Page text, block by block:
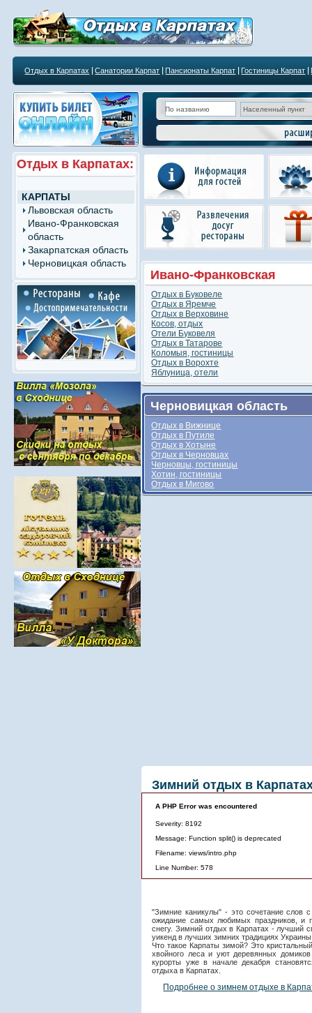
Отдых в Карпатах Санатории Карпат Пансионаты Карпат Гостиницы Карпат
Отдых в Карпатах:
КАРПАТЫ
Львовская область
Ивано-Франковская
область
Закарпатская область
Черновицкая область
Ивано-Франковская
область
Отдых в Буковеле
Отдых в Яремче
Отдых в Верховине
Косов, отдых
Отели Буковеля
Отдых в Татарове
Коломыя, гостиницы
Отдых в Ворохте
Яблуница, отели
Черновицкая область
Отдых в Вижнице
Отдых в Путиле
Отдых в Хотыне
Отдых в Черновцах
Черновцы, гостиницы
Хотин, гостиницы
Отдых в Мигово
Зимний отдых в
A PHP Error was encountered
Severity: 8192
Message: Function split() is deprecated
Filename: views/intro.php
Line Number: 578
"Зимние каникулы" - это сочетание слов
ожидание самых любимых праздников, и
снегу. Зимний отдых в Карпатах - лучший
уикенд в лучших зимних традициях
Что такое Карпаты зимой? Это
хвойного леса и уют деревянных
курорты уже в начале декабря
отдыха в Карпатах.
Подробнее о зимнем отдыхе в